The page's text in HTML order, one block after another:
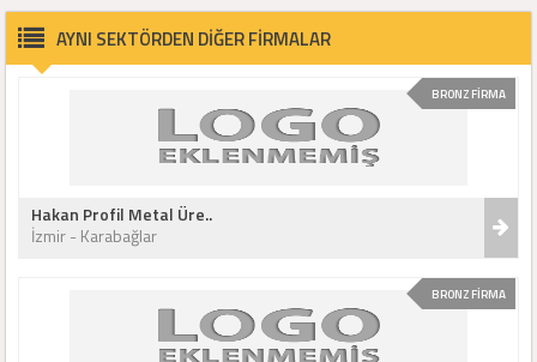
AYNI SEKTÖRDEN DİĞER FİRMALAR
BRONZ FİRMA
Hakan Profil Metal Üre..
İzmir - Karabağlar
BRONZ FİRMA